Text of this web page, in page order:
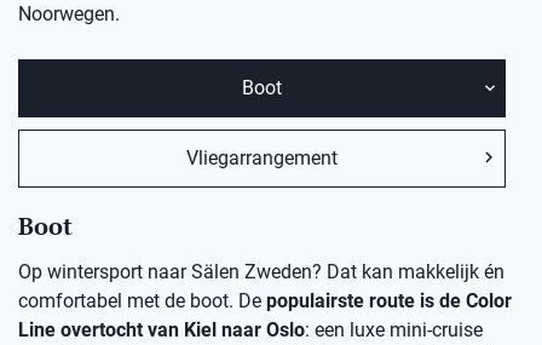
Noorwegen.
Boot
Vliegarrangement
Boot
Op wintersport naar Sälen Zweden? Dat kan makkelijk én
comfortabel met de boot. De populairste route is de Color
Line overtocht van Kiel naar Oslo: een luxe mini-cruise